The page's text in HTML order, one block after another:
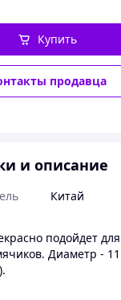
продавца
Купить
и описание
Китай
подойдет
Диаметр -